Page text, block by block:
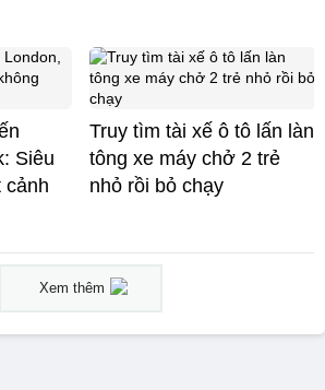
Siêu
cảnh
Truy tìm tài xế ô tô lấn làn
tông xe máy chở 2 trẻ
nhỏ rồi bỏ chạy
Xem thêm